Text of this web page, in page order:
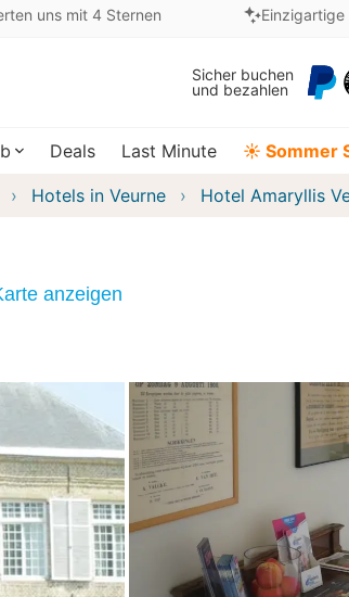
uns mit 4 Sternen
Sicher buchen
und bezahlen
Deals Last Minute ☀️ Sommer
Hotels in Veurne Hotel Amaryllis
anzeigen